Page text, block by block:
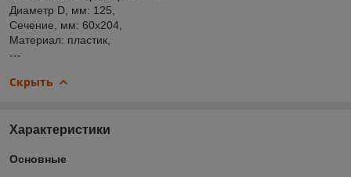
Диаметр D, мм: 125,
Сечение, мм: 60х204,
Материал: пластик,
---
Скрыть
Характеристики
Основные